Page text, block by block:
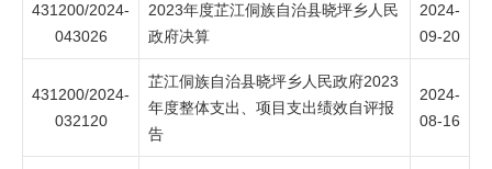
431200/2024-
043026
2023年度芷江侗族自治县晓坪乡人民
政府决算
2024-
09-20
431200/2024-
032120
芷江侗族自治县晓坪乡人民政府2023
年度整体支出、项目支出绩效自评报
告
2024-
08-16